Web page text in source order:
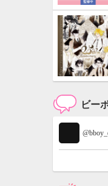
ビー